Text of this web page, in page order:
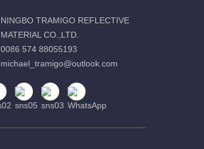
NINGBO TRAMIGO REFLECTIVE
MATERIAL CO.,LTD.
0086 574 88055193
michael_tramigo@outlook.com